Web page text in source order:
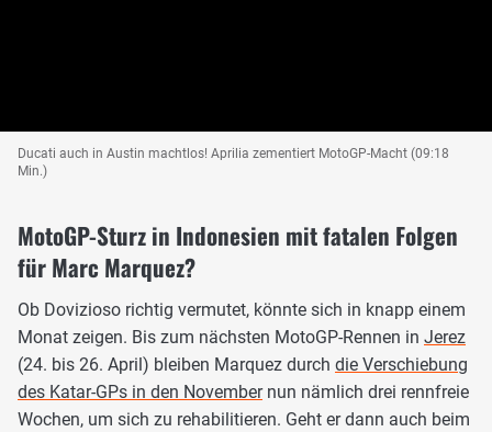
Ducati auch in Austin machtlos! Aprilia zementiert MotoGP-Macht (09:18
Min.)
MotoGP-Sturz in Indonesien mit fatalen Folgen
für Marc Marquez?
Ob Dovizioso richtig vermutet, könnte sich in knapp einem
Monat zeigen. Bis zum nächsten MotoGP-Rennen in Jerez
(24. bis 26. April) bleiben Marquez durch die Verschiebung
des Katar-GPs in den Novembernun nämlich drei rennfreie
Wochen, um sich zu rehabilitieren. Geht er dann auch beim